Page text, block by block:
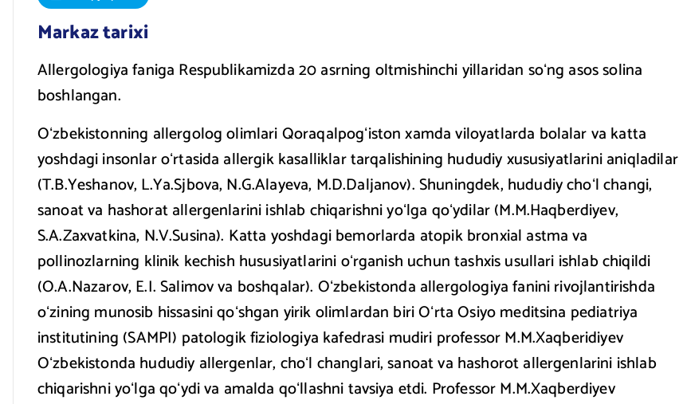
Markaz tarixi
Allergologiya faniga Respublikamizda 20 asrning oltmishinchi yillaridan soʻng asos solina
boshlangan.
Oʻzbekistonning allergolog olimlari Qoraqalpogʻiston xamda viloyatlarda bolalar va katta
yoshdagi insonlar oʻrtasida allergik kasalliklar tarqalishining hududiy xususiyatlarini aniqladilar
(T.B.Yeshanov, L.Ya.Sjbova, N.G.Alayeva, M.D.Daljanov). Shuningdek, hududiy choʻl changi,
sanoat va hashorat allergenlarini ishlab chiqarishni yoʻlga qoʻydilar (M.M.Haqberdiyev,
S.A.Zaxvatkina, N.V.Susina). Katta yoshdagi bemorlarda atopik bronxial astma va
pollinozlarning klinik kechish hususiyatlarini oʻrganish uchun tashxis usullari ishlab chiqildi
(O.A.Nazarov, E.I. Salimov va boshqalar). Oʻzbekistonda allergologiya fanini rivojlantirishda
oʻzining munosib hissasini qoʻshgan yirik olimlardan biri Oʻrta Osiyo meditsina pediatriya
institutining (SAMPI) patologik fiziologiya kafedrasi mudiri professor M.M.Xaqberidiyev
Oʻzbekistonda hududiy allergenlar, choʻl changlari, sanoat va hashorot allergenlarini ishlab
chiqarishni yoʻlga qoʻydi va amalda qoʻllashni tavsiya etdi. Professor M.M.Xaqberdiyev